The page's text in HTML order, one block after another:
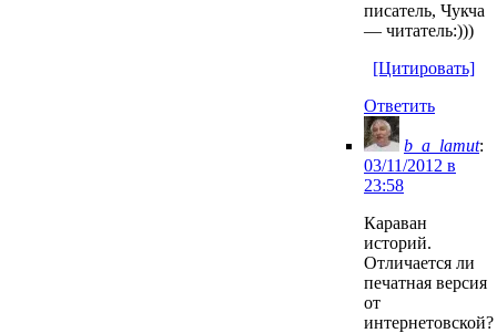
писатель, Чукча
— читатель:)))
[Цитировать]
Ответить
b_a_lamut:
03/11/2012 в
23:58
Караван
историй.
Отличается ли
печатная версия
от
интернетовской?